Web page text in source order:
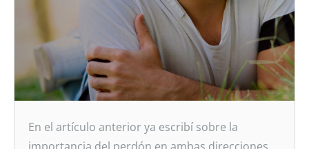
En el artículo anterior ya escribí sobre la